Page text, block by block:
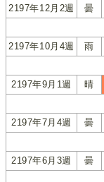
2197年12月2週 曇
2197年10月4週 雨
2197年9月1週 晴
2197年7月4週 曇
2197年6月3週 曇